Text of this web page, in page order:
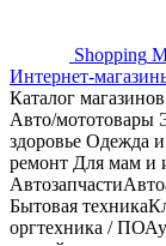
Shopping
Интернет-
Каталог магазинов
Авто/мототовары
здоровье Одежда и
ремонт Для мам и
Автозапчасти
Бытовая техника
оргтехника / ПО